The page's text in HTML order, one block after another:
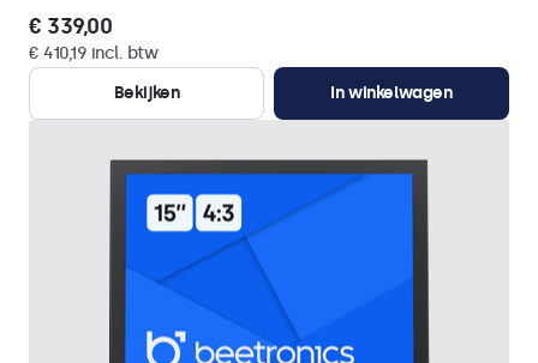
€ 339,00
€ 410,19 incl. btw
Bekijken
In winkelwagen